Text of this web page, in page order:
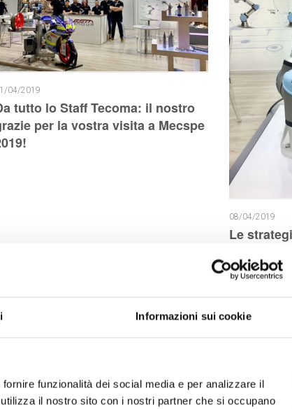
Informazioni sui cookie
funzionalità dei social media e per analizzare il
il nostro sito con i nostri partner che si occupano
04/2019
tutto lo Staff Tecoma: il nostro
per la vostra visita a Mecspe
08/04/2019
Le
per
articolo di